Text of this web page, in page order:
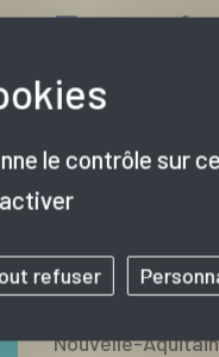
Le CIBC 33 est
l’accessibilité
handicap.
Il s’inscrit dans
à la Qualification
Nouvelle-
le contrôle sur
activer
refuser